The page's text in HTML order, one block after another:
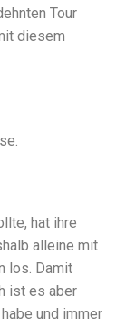
Tour
diesem
hat ihre
alleine mit
los. Damit
ist es aber
und immer